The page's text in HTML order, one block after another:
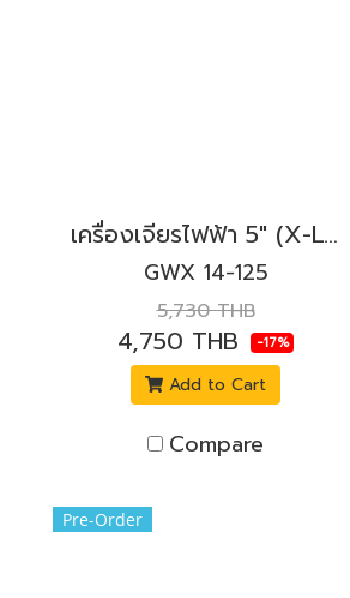
เครื่องเจียรไฟฟ้า 5" (X-LOCK) 1400W. BOSCH รุ่น GWX 14-125 สวิตช์ข้างล็อค
GWX 14-125
5,730 THB
4,750 THB -17%
Add to Cart
Compare
Pre-Order